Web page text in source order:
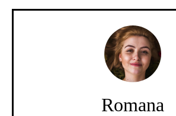
Romana